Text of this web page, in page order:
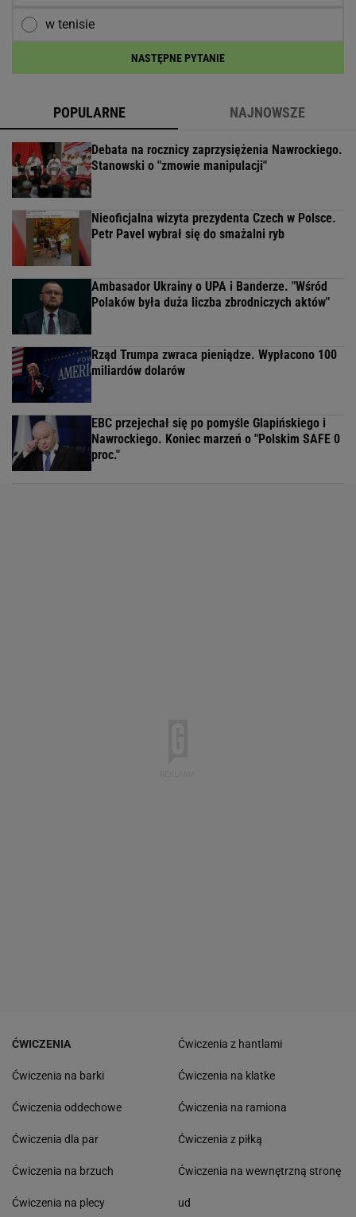
w tenisie
NASTĘPNE PYTANIE
POPULARNE NAJNOWSZE
Debata na rocznicy zaprzysiężenia Nawrockiego.
Stanowski o "zmowie manipulacji"
Nieoficjalna wizyta prezydenta Czech w Polsce.
Petr Pavel wybrał się do smażalni ryb
Ambasador Ukrainy o UPA i Banderze. "Wśród
Polaków była duża liczba zbrodniczych aktów"
Rząd Trumpa zwraca pieniądze. Wypłacono 100
miliardów dolarów
EBC przejechał się po pomyśle Glapińskiego i
Nawrockiego. Koniec marzeń o "Polskim SAFE 0
proc."
ĆWICZENIA
Ćwiczenia na barki
Ćwiczenia oddechowe
Ćwiczenia dla par
Ćwiczenia na brzuch
Ćwiczenia na plecy
Ćwiczenia z hantlami
Ćwiczenia na klatke
Ćwiczenia na ramiona
Ćwiczenia z piłką
Ćwiczenia na wewnętrzną stronę
ud